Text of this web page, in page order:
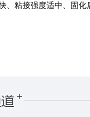
粘接强度适中、固